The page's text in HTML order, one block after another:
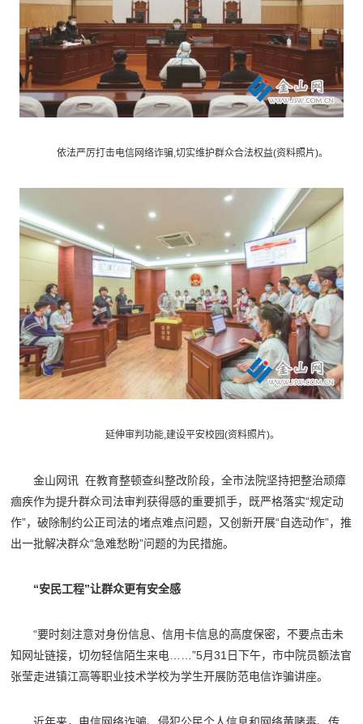
依法严厉打击电信网络诈骗,切实维护群众合法权益(资料照片)。
延伸审判功能,建设平安校园(资料照片)。
金山网讯 在教育整顿查纠整改阶段，全市法院坚持把整治顽瘴
痼疾作为提升群众司法审判获得感的重要抓手，既严格落实“规定动
作”，破除制约公正司法的堵点难点问题，又创新开展“自选动作”，推
出一批解决群众“急难愁盼”问题的为民措施。
“安民工程”让群众更有安全感
“要时刻注意对身份信息、信用卡信息的高度保密，不要点击未
知网址链接，切勿轻信陌生来电……”5月31日下午，市中院员额法官
张莹走进镇江高等职业技术学校为学生开展防范电信诈骗讲座。